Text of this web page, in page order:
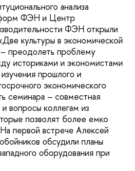
анализа
ФЭН и Центр
ФЭН открыли
культуры в экономической
преодолеть проблему
историками и экономистами
прошлого и
экономического
семинара – совместная
вопросы коллегам из
позволят более емко
первой встрече Алексей
обсудили планы
оборудования при